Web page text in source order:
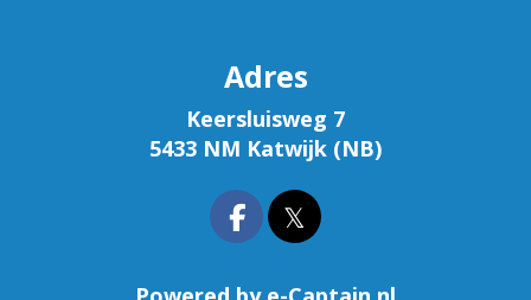
Adres
Keersluisweg 7
5433 NM Katwijk (NB)
𝕏